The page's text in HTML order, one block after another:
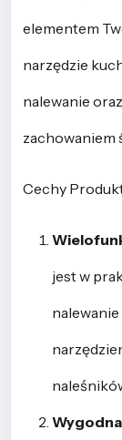
elementem
narzędzie
nalewanie
zachowaniem
Cechy
jest w
nalewanie